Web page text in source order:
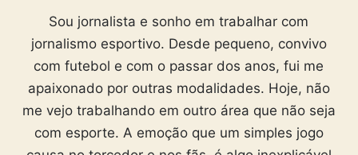
Sou jornalista e sonho em trabalhar com
jornalismo esportivo. Desde pequeno, convivo
com futebol e com o passar dos anos, fui me
apaixonado por outras modalidades. Hoje, não
me vejo trabalhando em outro área que não seja
com esporte. A emoção que um simples jogo